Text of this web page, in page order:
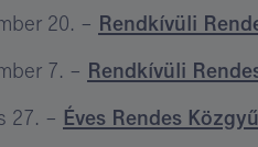
20. – Rendkívüli
7. – Rendkívüli
27. – Éves Rendes